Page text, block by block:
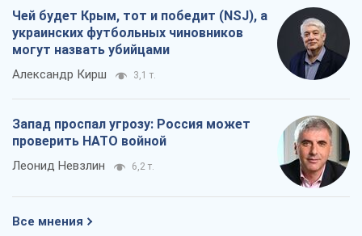
Чей будет Крым, тот и победит (NSJ), а
украинских футбольных чиновников
могут назвать убийцами
Александр Кирш 3,1 т.
Запад проспал угрозу: Россия может
проверить НАТО войной
Леонид Невзлин 6,2 т.
Все мнения